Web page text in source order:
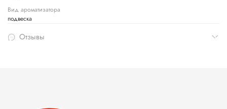
Вид ароматизатора
подвеска
Отзывы